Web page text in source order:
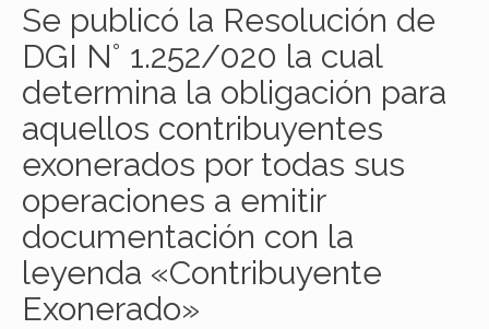
Se publicó la Resolución de
DGI N° 1.252/020 la cual
determina la obligación para
aquellos contribuyentes
exonerados por todas sus
operaciones a emitir
documentación con la
leyenda «Contribuyente
Exonerado»